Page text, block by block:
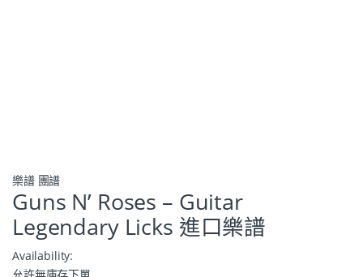
樂譜 團譜
Guns N’ Roses – Guitar
Legendary Licks 進口樂譜
Availability: